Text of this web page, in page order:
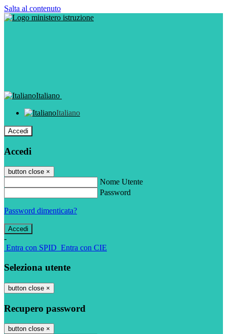
Salta al contenuto
Italiano
Italiano
Accedi
Accedi
button close ×
Nome Utente
Password
Password dimenticata?
-
Entra con SPID Entra con CIE
Seleziona utente
button close ×
Recupero password
button close ×